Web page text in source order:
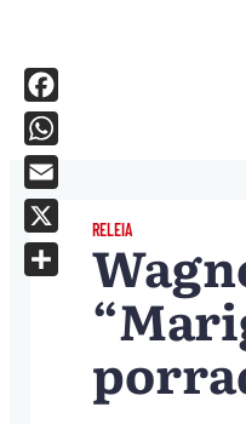
RELEIA
Facebook
WhatsApp
Email
X